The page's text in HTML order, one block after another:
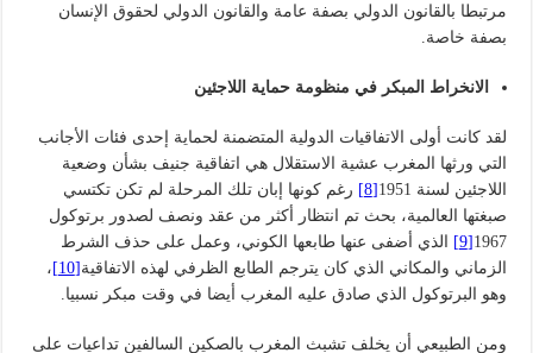
مرتبطا بالقانون الدولي بصفة عامة والقانون الدولي لحقوق الإنسان
بصفة خاصة.
الانخراط المبكر في منظومة حماية اللاجئين
لقد كانت أولى الاتفاقيات الدولية المتضمنة لحماية إحدى فئات الأجانب
التي ورثها المغرب عشية الاستقلال هي اتفاقية جنيف بشأن وضعية
اللاجئين لسنة 1951
[8]
رغم كونها إبان تلك المرحلة لم تكن تكتسي
صبغتها العالمية، بحث تم انتظار أكثر من عقد ونصف لصدور برتوكول
1967
[9]
الذي أضفى عنها طابعها الكوني، وعمل على حذف الشرط
الزماني والمكاني الذي كان يترجم الطابع الظرفي لهذه الاتفاقية[10]
،
وهو البرتوكول الذي صادق عليه المغرب أيضا في وقت مبكر نسبيا.
ومن الطبيعي أن يخلف تشبث المغرب بالصكين السالفين تداعيات على